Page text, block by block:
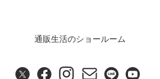
通販生活のショールーム